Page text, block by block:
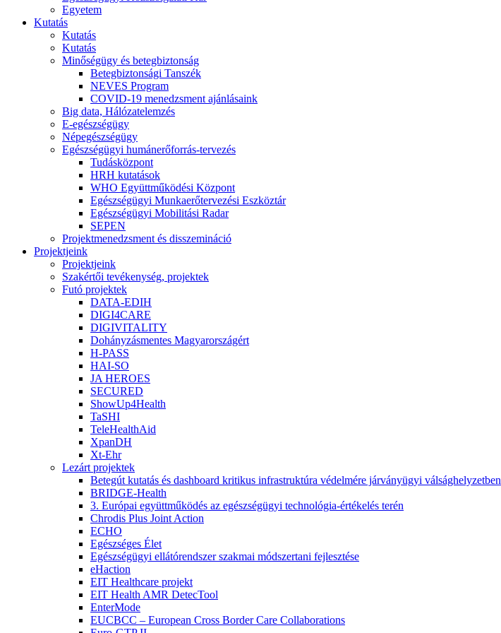
Egyetem
Kutatás
Kutatás
Kutatás
Minőségügy és betegbiztonság
Betegbiztonsági Tanszék
NEVES Program
COVID-19 menedzsment ajánlásaink
Big data, Hálózatelemzés
E-egészségügy
Népegészségügy
Egészségügyi humánerőforrás-tervezés
Tudásközpont
HRH kutatások
WHO Együttműködési Központ
Egészségügyi Munkaerőtervezési Eszköztár
Egészségügyi Mobilitási Radar
SEPEN
Projektmenedzsment és disszemináció
Projektjeink
Projektjeink
Szakértői tevékenység, projektek
Futó projektek
DATA-EDIH
DIGI4CARE
DIGIVITALITY
Dohányzásmentes Magyarországért
H-PASS
HAI-SO
JA HEROES
SECURED
ShowUp4Health
TaSHI
TeleHealthAid
XpanDH
Xt-Ehr
Lezárt projektek
Betegút kutatás és dashboard kritikus infrastruktúra védelmére járványügyi válsághelyzetben
BRIDGE-Health
3. Európai együttműködés az egészségügyi technológia-értékelés terén
Chrodis Plus Joint Action
ECHO
Egészséges Élet
Egészségügyi ellátórendszer szakmai módszertani fejlesztése
eHaction
EIT Healthcare projekt
EIT Health AMR DetecTool
EnterMode
EUCBCC – European Cross Border Care Collaborations